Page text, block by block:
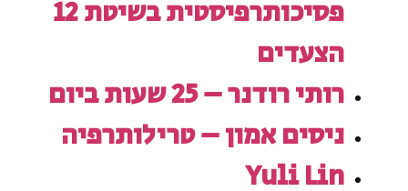
פסיכותרפיסטית בשיטת 12
הצעדים
רותי רודנר – 25 שעות ביום
ניסים אמון – טרילותרפיה
Yuli Lin